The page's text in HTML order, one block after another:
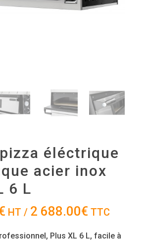
éléctrique
acier inox
6 L
HT / 2 688.00€ TTC
Plus XL 6 L, facile à